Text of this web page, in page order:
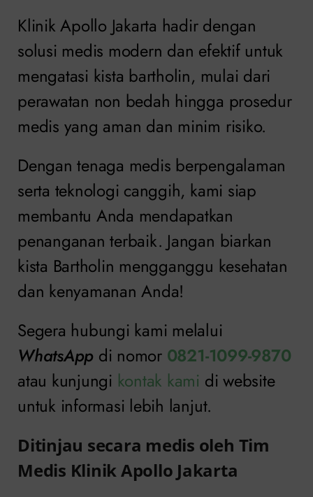
Klinik Apollo Jakarta hadir dengan
solusi medis modern dan efektif untuk
mengatasi kista bartholin, mulai dari
perawatan non bedah hingga prosedur
medis yang aman dan minim risiko.
Dengan tenaga medis berpengalaman
serta teknologi canggih, kami siap
membantu Anda mendapatkan
penanganan terbaik. Jangan biarkan
kista Bartholin mengganggu kesehatan
dan kenyamanan Anda!
Segera hubungi kami melalui
WhatsApp di nomor 0821-1099-9870
atau kunjungi kontak kami di website
untuk informasi lebih lanjut.
Ditinjau secara medis oleh Tim
Medis Klinik Apollo Jakarta